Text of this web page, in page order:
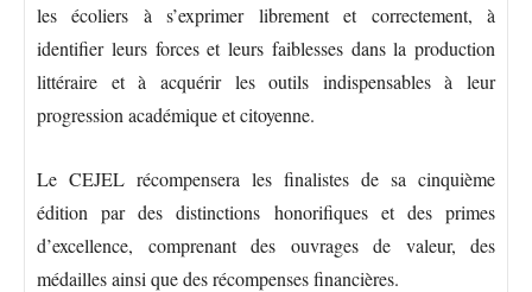
les écoliers à s’exprimer librement et correctement, à
identifier leurs forces et leurs faiblesses dans la production
littéraire et à acquérir les outils indispensables à leur
progression académique et citoyenne.
Le CEJEL récompensera les finalistes de sa cinquième
édition par des distinctions honorifiques et des primes
d’excellence, comprenant des ouvrages de valeur, des
médailles ainsi que des récompenses financières.